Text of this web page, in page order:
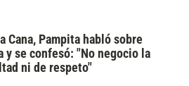
Cana, Pampita habló sobre
y se confesó: "No negocio la
ni de respeto"